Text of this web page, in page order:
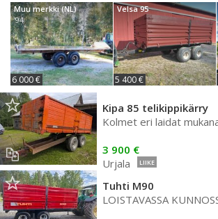
Muu merkki (NL)
'94
6 000 €
Velsa 95
5 400 €
Kipa 85 telikippikärry
Kolmet eri laidat
3 900 €
Urjala
LIIKE
Tuhti M90
LOISTAVASSA KUNNOSSA.